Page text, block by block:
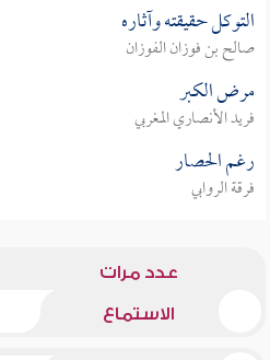
التوكل حقيقته وآثاره
صالح بن فوزان الفوزان
مرض الكبر
فريد الأنصاري المغربي
رغم الحصار
فرقة الروابي
عدد مرات
الاستماع